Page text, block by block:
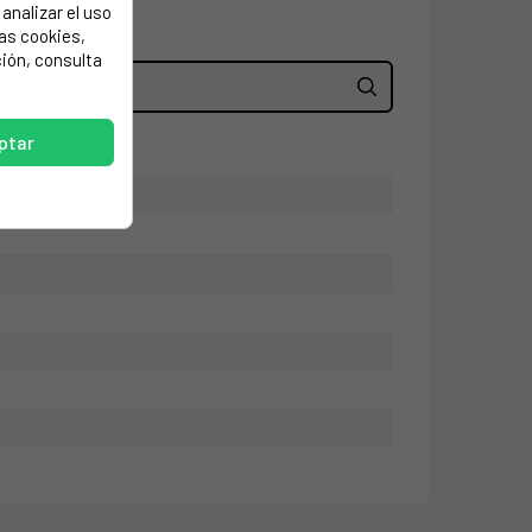
el uso
cookies,
consulta